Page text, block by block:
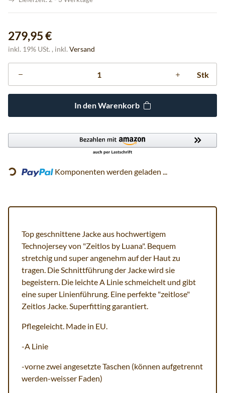
279,95 €
inkl. 19% USt. , inkl. Versand
Stk
In den Warenkorb
Loading... Komponenten werden geladen ...
Top geschnittene Jacke aus hochwertigem
Technojersey von "Zeitlos by Luana". Bequem
stretchig und super angenehm auf der Haut zu
tragen. Die Schnittführung der Jacke wird sie
begeistern. Die leichte A Linie schmeichelt und gibt
eine super Linienführung. Eine perfekte "zeitlose"
Zeitlos Jacke. Superfitting garantiert.
Pflegeleicht. Made in EU.
-A Linie
-vorne zwei angesetzte Taschen (können aufgetrennt
werden-weisser Faden)